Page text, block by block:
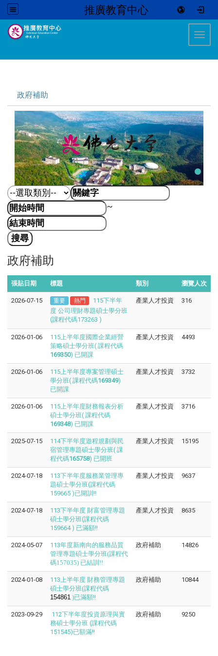
推廣教育中心
政府補助
~
政府補助
張貼日期 標題 類別 瀏覽人次
2026-07-15 重要 熱門
115下半年
度 公司理財專題碩士學分班
(課程代碼173263 )
產業人才投資 316
2026-01-06
115上半年度國際企業經營
策略碩士學分班( 課程代碼
169350) 已開課
產業人才投資 4493
2026-01-06
115上半年度專案管理碩士
學分班( 課程代碼169349)
已開課
產業人才投資 3732
2026-01-06
115上半年度財務報表分析
碩士學分班( 課程代碼
169348) 已開課
產業人才投資 3716
2025-07-15
114下半年度遊程規劃與民
宿管理專題碩士學分班( 課
程代碼165758) 已開班
產業人才投資 15195
2024-07-18
113下半年度服務業管理專
題碩士學分班(課程代碼
159665 )已開訓!!
產業人才投資 9637
2024-07-18
113下半年度 財富管理專題
碩士學分班(課程代碼
159664 ) 已滿額!!
產業人才投資 8635
2024-05-07 113年度新南向的服務品質
管理專題碩士學分班(課程代
碼157035) 已結訓!!
政府補助 14826
2024-01-08 113上半年度 財務管理專題
碩士學分班(課程代碼
154861 )已滿額!!
政府補助 10844
2023-09-29
112下半年度投資原理與實
務碩士學分班 (課程代碼
151545)已額滿!!
政府補助 9250